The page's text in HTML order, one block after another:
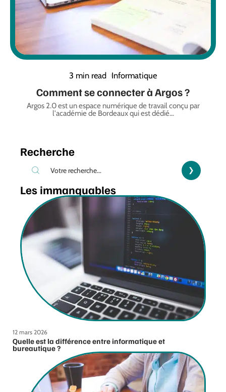
3 min read Informatique
Comment se connecter à Argos ?
Argos 2.0 est un espace numérique de travail conçu par
l'académie de Bordeaux qui est dédié…
Recherche
Les immanquables
12 mars 2026
Quelle est la différence entre informatique et
bureautique ?